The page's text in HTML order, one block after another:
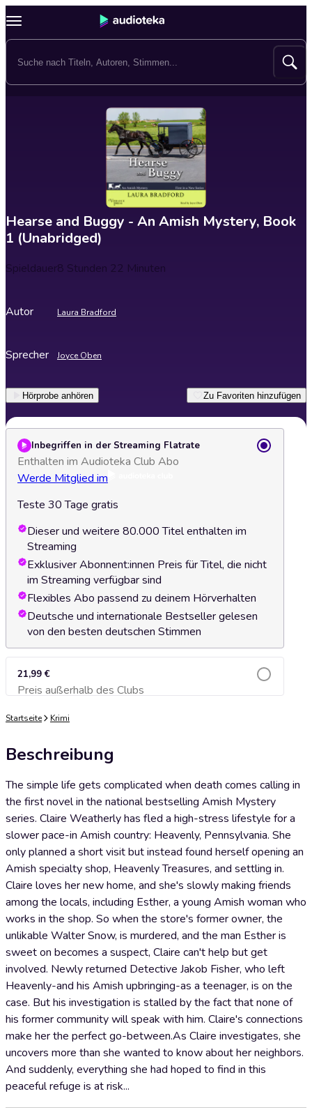
Hearse and Buggy - An Amish Mystery, Book
1 (Unabridged)
Spieldauer8 Stunden 22 Minuten
Autor Laura Bradford
Sprecher Joyce Oben
Hörprobe anhören Zu Favoriten hinzufügen
Inbegriffen in der Streaming Flatrate
Enthalten im Audioteka Club Abo
Werde Mitglied im
Teste 30 Tage gratis
Dieser und weitere 80.000 Titel enthalten im
Streaming
Exklusiver Abonnent:innen Preis für Titel, die nicht
im Streaming verfügbar sind
Flexibles Abo passend zu deinem Hörverhalten
Deutsche und internationale Bestseller gelesen
von den besten deutschen Stimmen
21,99 €
Preis außerhalb des ClubsZum Warenkorb hinzufügen
Startseite Krimi
Beschreibung
The simple life gets complicated when death comes calling in
the first novel in the national bestselling Amish Mystery
series. Claire Weatherly has fled a high-stress lifestyle for a
slower pace-in Amish country: Heavenly, Pennsylvania. She
only planned a short visit but instead found herself opening an
Amish specialty shop, Heavenly Treasures, and settling in.
Claire loves her new home, and she's slowly making friends
among the locals, including Esther, a young Amish woman who
works in the shop. So when the store's former owner, the
unlikable Walter Snow, is murdered, and the man Esther is
sweet on becomes a suspect, Claire can't help but get
involved. Newly returned Detective Jakob Fisher, who left
Heavenly-and his Amish upbringing-as a teenager, is on the
case. But his investigation is stalled by the fact that none of
his former community will speak with him. Claire's connections
make her the perfect go-between.As Claire investigates, she
uncovers more than she wanted to know about her neighbors.
And suddenly, everything she had hoped to find in this
peaceful refuge is at risk...